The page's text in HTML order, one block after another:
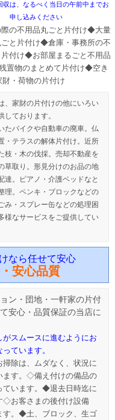
収は、なるべく当日の午前中までお
申し込みください
際の不用品丸ごと片付け◆大量
と片付け◆倉庫・事務所の不
片付け◆お部屋まるごと不用品
置物のまとめて片付け◆空き
財・荷物の片付け
、家財の片付けの他にいろい
しております。
たバイクや自動車の廃車。仏
・テラスの解体片付け。近所
枝・木の伐採。売却不動産を
草取り。形見分けのお品の地
達。ピアノ・介護ベッドなと
理。ペンキ・ブロックなどの
み・スプレー缶などの処理困
様なサービスをご提供してい
なら任せて安心
安心品質
ン・団地・一軒家の片付
安心・品質保証の当店に
がスムースに進むようにお
ています。
除は、ムダなく、状況に
ます。◇備え付けの備品の
ています。◆退去日時迄に
◇お客さまの後付け設備
す。◆土、ブロック、生ゴ